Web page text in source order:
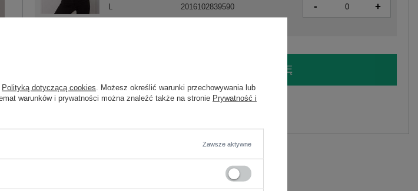
L 2016102839590 - +
ZALOGUJ SIĘ I ZOBACZ CENĘ
Masz pytanie? Chętnie pomożemy.
Polityką dotyczącą cookies . Możesz określić warunki przechowywania lub
warunków i prywatności można znaleźć także na stronie Prywatność i
Zawsze aktywne